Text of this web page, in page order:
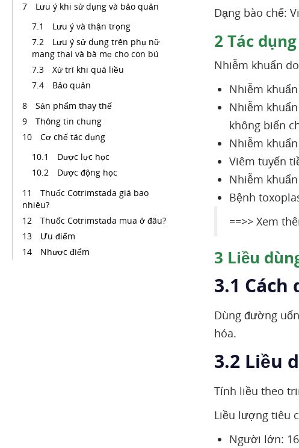
Lưu ý khi sử dụng và bảo quản
Lưu ý và thận trọng
Lưu ý sử dụng trên phụ nữ
mang thai và bà mẹ cho con bú
Xử trí khi quá liều
Bảo quản
Sản phẩm thay thế
Thông tin chung
Cơ chế tác dụng
Dược lực học
Dược động học
Thuốc Cotrimstada giá bao
nhiêu?
Thuốc Cotrimstada mua ở đâu?
Ưu điểm
Nhược điểm
Dạng bào chế:
2 Tác
Nhiễm khuẩn
Nhiễm
Nhiễm
không biến
Nhiễm
Viêm tuyến
Nhiễm
Bệnh
==>> Xem
3 Liều
3.1 Cách
Dùng đường
hóa.
3.2 Liều
Tính liều theo
Liều lượng tiêu
Người lớn: